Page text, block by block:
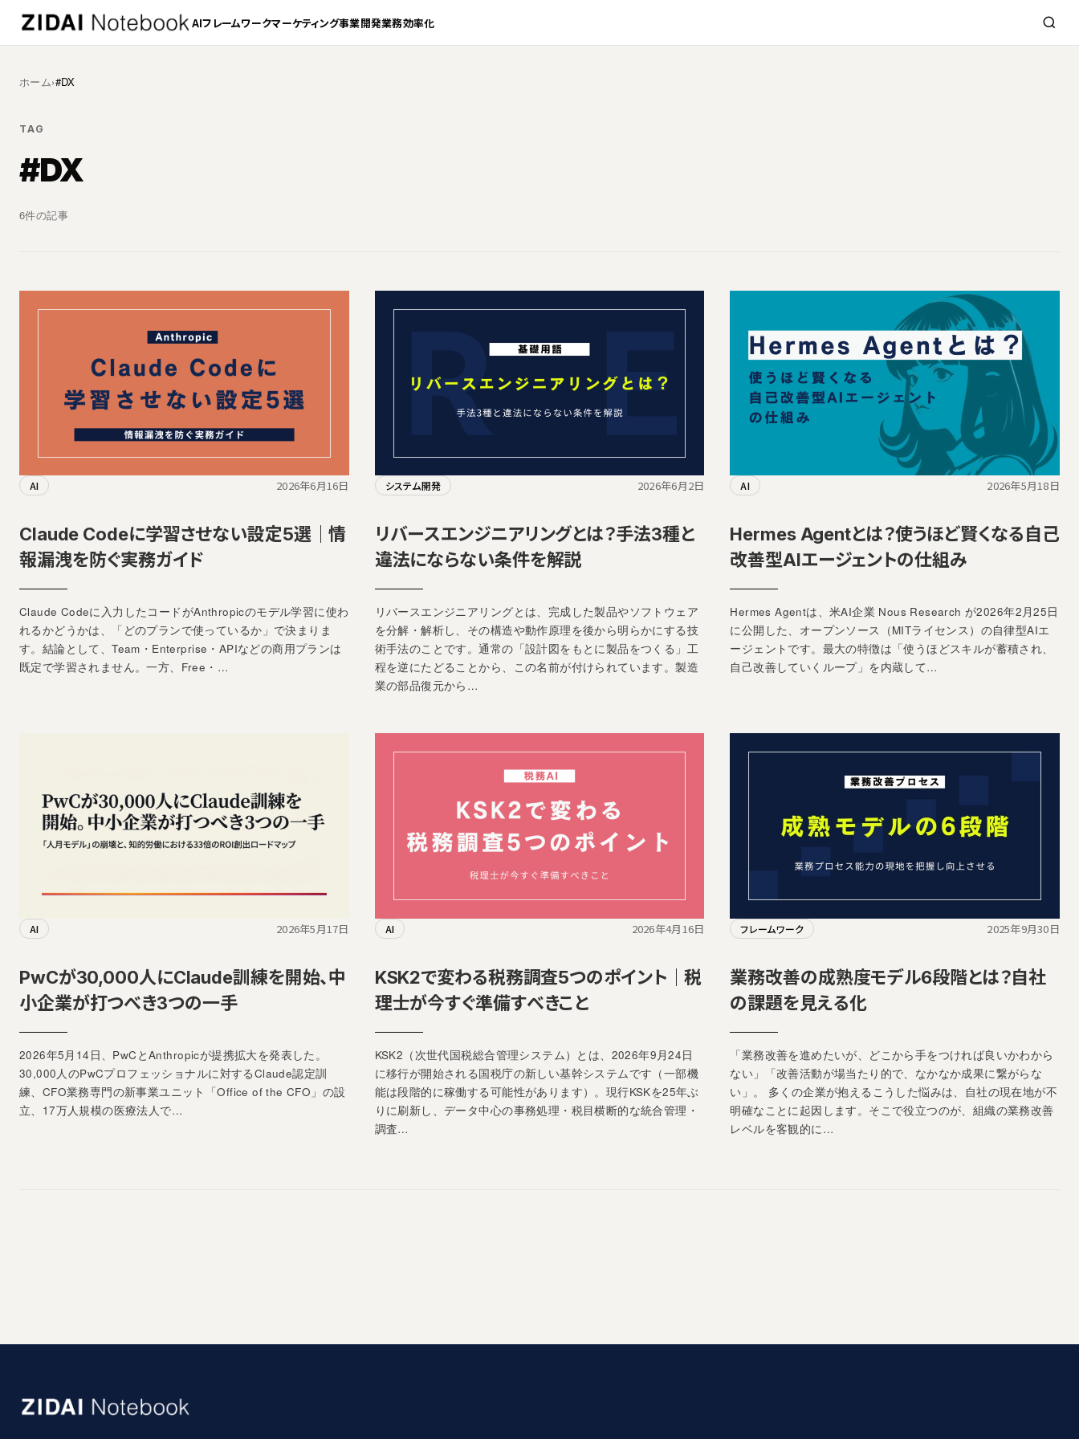
AIフレームワークマーケティング事業開発業務効率化
ホーム›#DX
TAG
#DX
6件の記事
AI 2026年6月16日
Claude Codeに学習させない設定5選｜情
報漏洩を防ぐ実務ガイド
Claude Codeに入力したコードがAnthropicのモデル学習に使わ
れるかどうかは、「どのプランで使っているか」で決まりま
す。結論として、Team・Enterprise・APIなどの商用プランは
既定で学習されません。一方、Free・…
システム開発 2026年6月2日
リバースエンジニアリングとは？手法3種と
違法にならない条件を解説
リバースエンジニアリングとは、完成した製品やソフトウェア
を分解・解析し、その構造や動作原理を後から明らかにする技
術手法のことです。通常の「設計図をもとに製品をつくる」工
程を逆にたどることから、この名前が付けられています。製造
業の部品復元から…
AI 2026年5月18日
Hermes Agentとは？使うほど賢くなる自己
改善型AIエージェントの仕組み
Hermes Agentは、米AI企業 Nous Research が2026年2月25日
に公開した、オープンソース（MITライセンス）の自律型AIエ
ージェントです。最大の特徴は「使うほどスキルが蓄積され、
自己改善していくループ」を内蔵して…
AI 2026年5月17日
PwCが30,000人にClaude訓練を開始、中
小企業が打つべき3つの一手
2026年5月14日、PwCとAnthropicが提携拡大を発表した。
30,000人のPwCプロフェッショナルに対するClaude認定訓
練、CFO業務専門の新事業ユニット「Office of the CFO」の設
立、17万人規模の医療法人で…
AI 2026年4月16日
KSK2で変わる税務調査5つのポイント｜税
理士が今すぐ準備すべきこと
KSK2（次世代国税総合管理システム）とは、2026年9月24日
に移行が開始される国税庁の新しい基幹システムです（一部機
能は段階的に稼働する可能性があります）。現行KSKを25年ぶ
りに刷新し、データ中心の事務処理・税目横断的な統合管理・
調査…
フレームワーク 2025年9月30日
業務改善の成熟度モデル6段階とは？自社
の課題を見える化
「業務改善を進めたいが、どこから手をつければ良いかわから
ない」「改善活動が場当たり的で、なかなか成果に繋がらな
い」。 多くの企業が抱えるこうした悩みは、自社の現在地が不
明確なことに起因します。そこで役立つのが、組織の業務改善
レベルを客観的に…